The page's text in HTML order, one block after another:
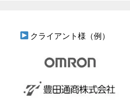
クライアント様（例）